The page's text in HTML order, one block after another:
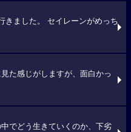
きました。 セイレーンがめっち
た感じがしますが、面白かっ
でどう生きていくのか、下劣